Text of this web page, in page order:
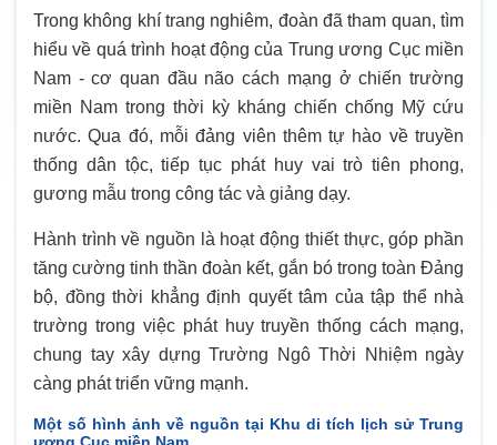
Trong không khí trang nghiêm, đoàn đã tham quan, tìm
hiểu về quá trình hoạt động của Trung ương Cục miền
Nam - cơ quan đầu não cách mạng ở chiến trường
miền Nam trong thời kỳ kháng chiến chống Mỹ cứu
nước. Qua đó, mỗi đảng viên thêm tự hào về truyền
thống dân tộc, tiếp tục phát huy vai trò tiên phong,
gương mẫu trong công tác và giảng dạy.
Hành trình về nguồn là hoạt động thiết thực, góp phần
tăng cường tinh thần đoàn kết, gắn bó trong toàn Đảng
bộ, đồng thời khẳng định quyết tâm của tập thể nhà
trường trong việc phát huy truyền thống cách mạng,
chung tay xây dựng Trường Ngô Thời Nhiệm ngày
càng phát triển vững mạnh.
Một số hình ảnh về nguồn tại Khu di tích lịch sử Trung